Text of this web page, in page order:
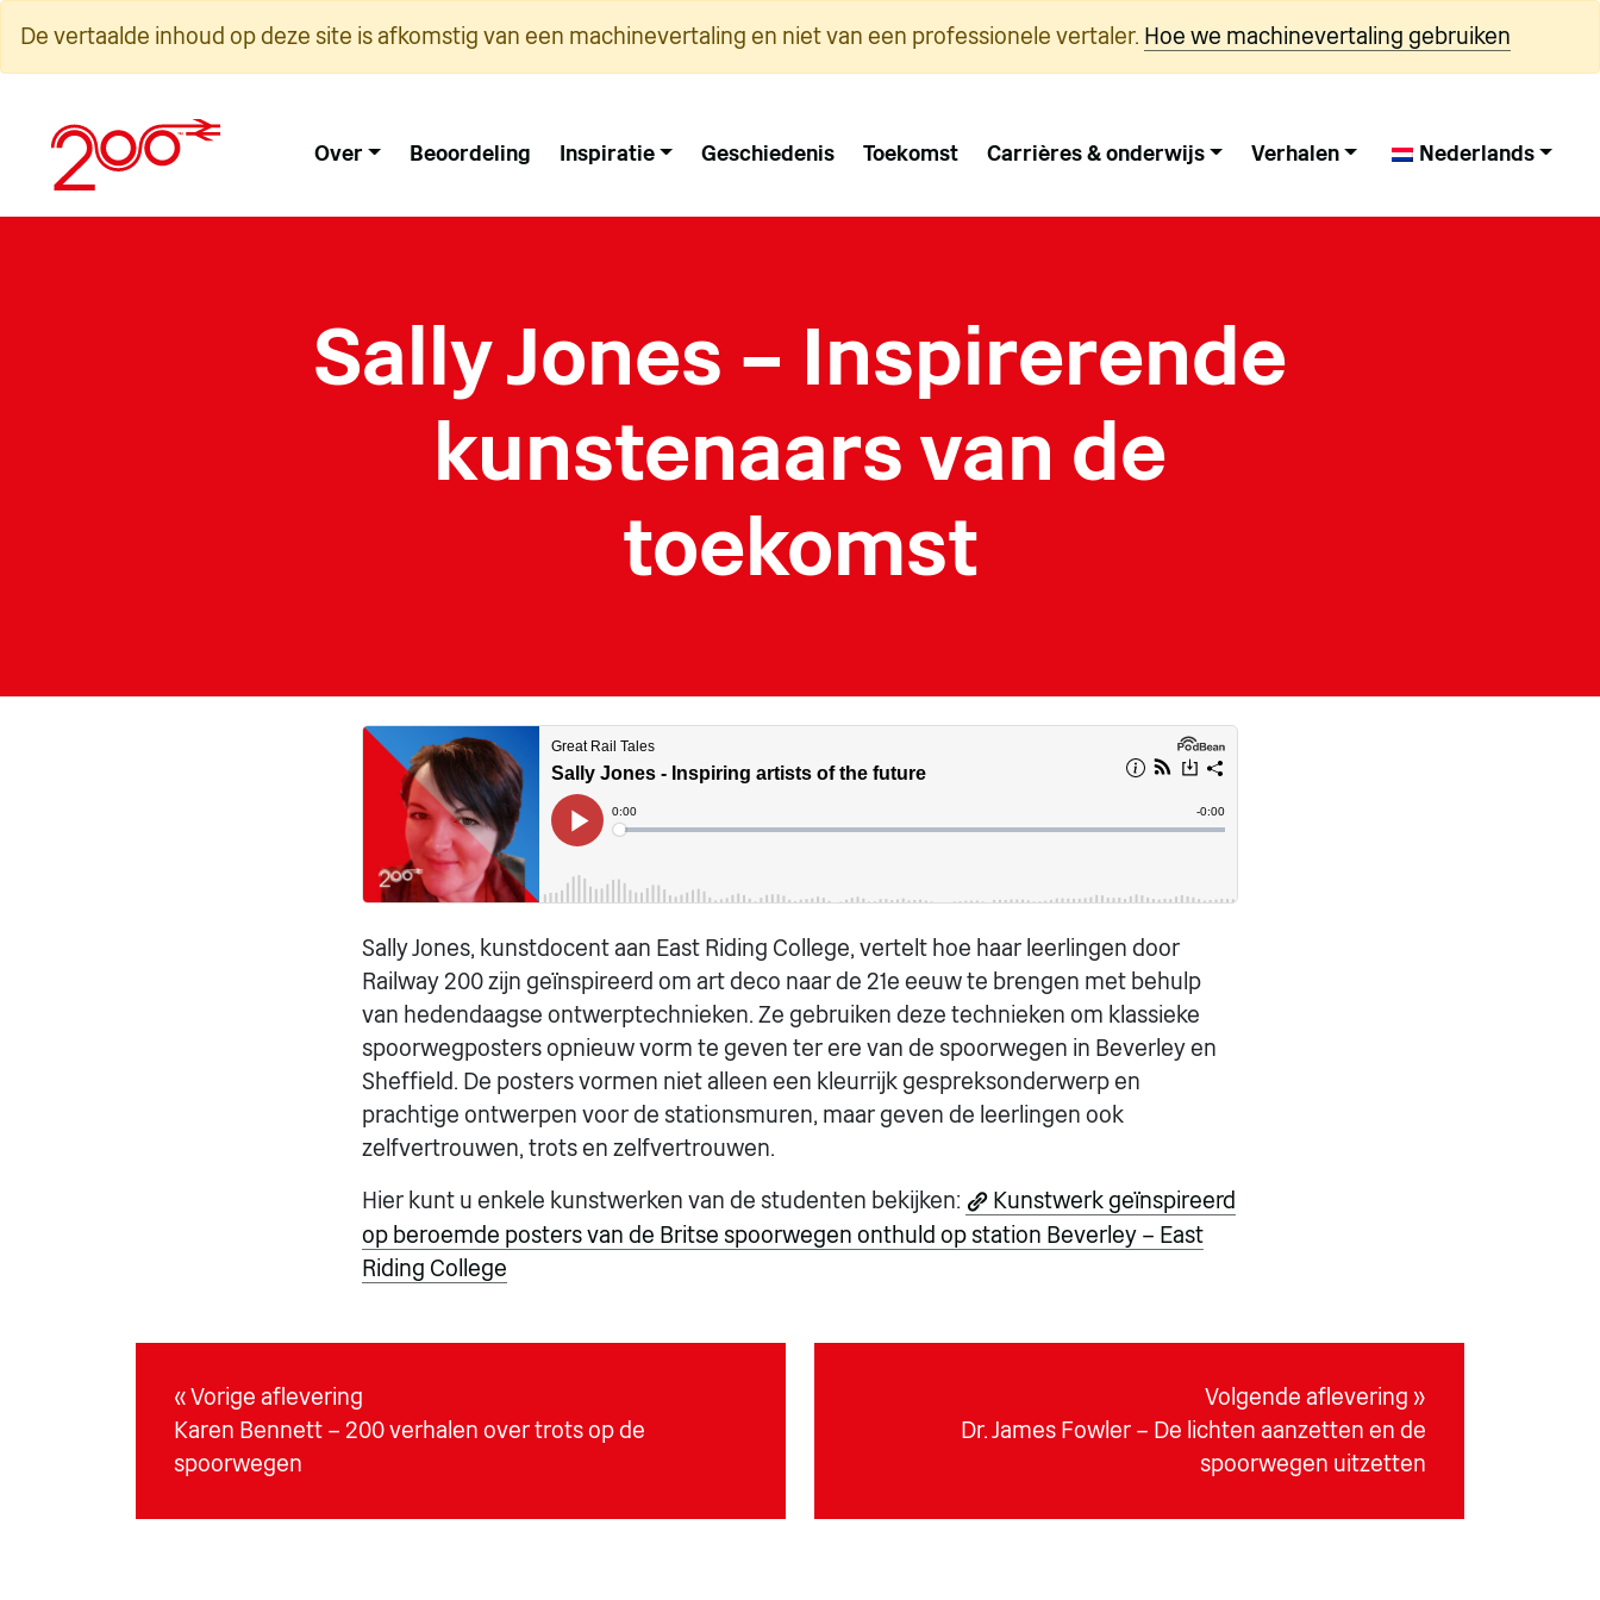
naar
inhoud
De vertaalde inhoud op deze site is afkomstig van een machinevertaling en niet van een professionele vertaler. Hoe we machinevertaling gebruiken
Over Beoordeling Inspiratie Geschiedenis Toekomst Carrières & onderwijs Verhalen Nederlands
Sally Jones – Inspirerende
kunstenaars van de
toekomst
Sally Jones, kunstdocent aan East Riding College, vertelt hoe haar leerlingen door
Railway 200 zijn geïnspireerd om art deco naar de 21e eeuw te brengen met behulp
van hedendaagse ontwerptechnieken. Ze gebruiken deze technieken om klassieke
spoorwegposters opnieuw vorm te geven ter ere van de spoorwegen in Beverley en
Sheffield. De posters vormen niet alleen een kleurrijk gespreksonderwerp en
prachtige ontwerpen voor de stationsmuren, maar geven de leerlingen ook
zelfvertrouwen, trots en zelfvertrouwen.
Hier kunt u enkele kunstwerken van de studenten bekijken:
Kunstwerk geïnspireerd
op beroemde posters van de Britse spoorwegen onthuld op station Beverley – East
Riding College
« Vorige aflevering
Karen Bennett – 200 verhalen over trots op de
spoorwegen
Volgende aflevering »
Dr. James Fowler – De lichten aanzetten en de
spoorwegen uitzetten